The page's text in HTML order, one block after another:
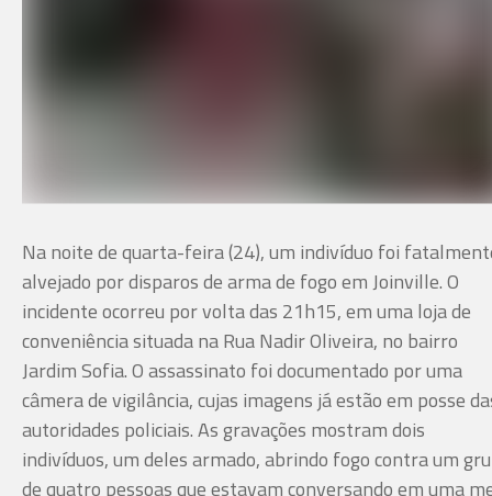
Na noite de quarta-feira (24), um indivíduo foi
alvejado por disparos de arma de fogo em Joinville. O
incidente ocorreu por volta das 21h15, em uma loja de
conveniência situada na Rua Nadir Oliveira, no bairro
Jardim Sofia. O assassinato foi documentado por uma
câmera de vigilância, cujas imagens já estão em posse
autoridades policiais. As gravações mostram dois
indivíduos, um deles armado, abrindo fogo contra um
de quatro pessoas que estavam conversando em uma